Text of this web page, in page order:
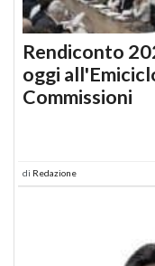
Rendiconto
oggi
Commissioni
di Redazione